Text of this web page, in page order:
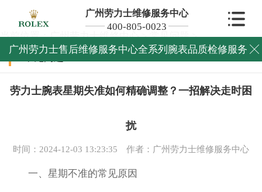
广州劳力士维修服务中心
400-805-0023
广州劳力士售后维修服务中心全系列腕表品质检修服务 
当前位置：广州劳力士维修中心>常见问题>
常见问题
劳力士腕表星期失准如何精确调整？一招解决走时困
扰
时间：2024-12-03 13:23:35 作者：广州劳力士维修服务中心
一、星期不准的常见原因